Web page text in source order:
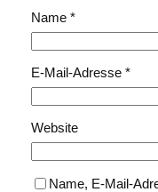
Name *
E-Mail-Adresse *
Website
Name, E-Mail-